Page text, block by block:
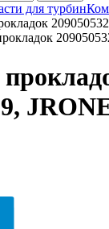
для турбин